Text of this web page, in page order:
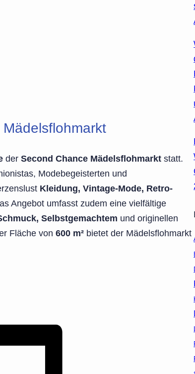
der Second Chance Mädelsflohmarkt statt.
Modebegeisterten und
Kleidung, Vintage-Mode, Retro-
Angebot umfasst zudem eine vielfältige
Selbstgemachtem und originellen
Fläche von 600 m² bietet der Mädelsflohmarkt